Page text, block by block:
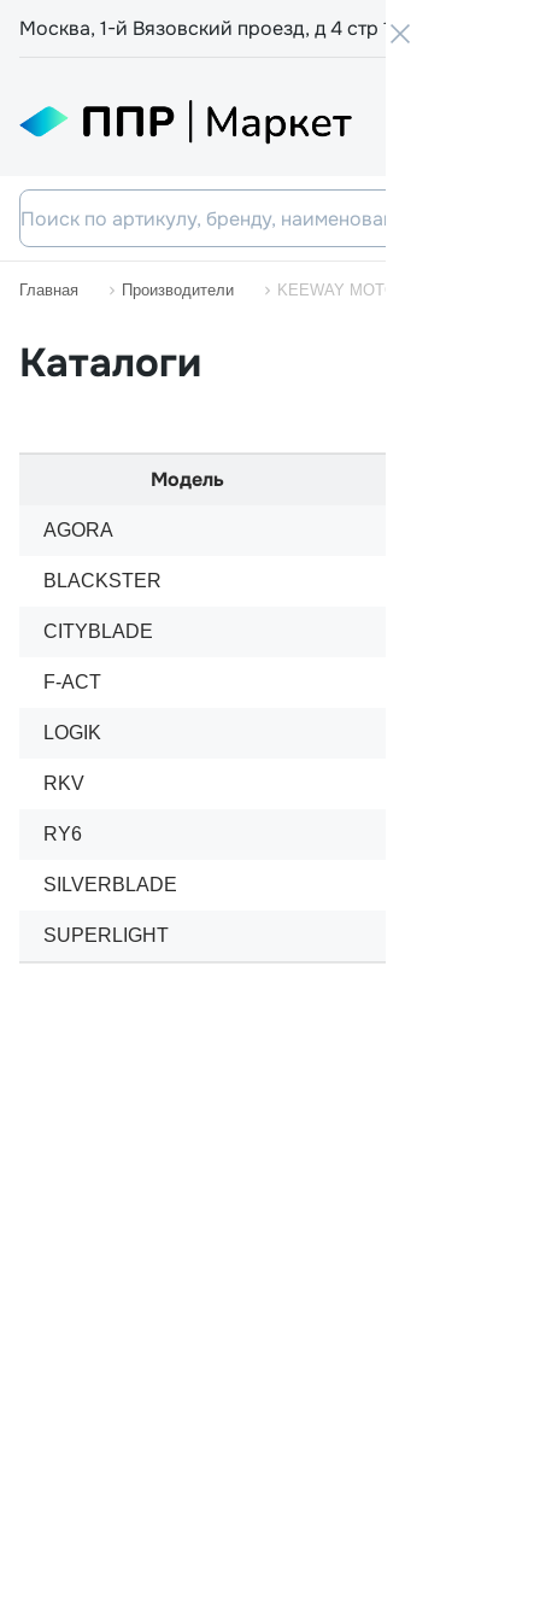
Москва, 1-й Вязовский проезд, д 4 стр 19
Главная Производители KEEWAY MOTORCYCLES
Каталоги
Модель
AGORA
BLACKSTER
CITYBLADE
F-ACT
LOGIK
RKV
RY6
SILVERBLADE
SUPERLIGHT